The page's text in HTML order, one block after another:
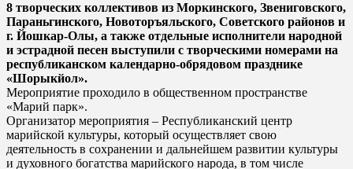
8 творческих коллективов из Моркинского, Звениговского,
Параньгинского, Новоторъяльского, Советского районов и
г. Йошкар-Олы, а также отдельные исполнители народной
и эстрадной песен выступили с творческими номерами на
республиканском календарно-обрядовом празднике
«Шорыкйол».
Мероприятие проходило в общественном пространстве
«Марий парк».
Организатор мероприятия – Республиканский центр
марийской культуры, который осуществляет свою
деятельность в сохранении и дальнейшем развитии культуры
и духовного богатства марийского народа, в том числе